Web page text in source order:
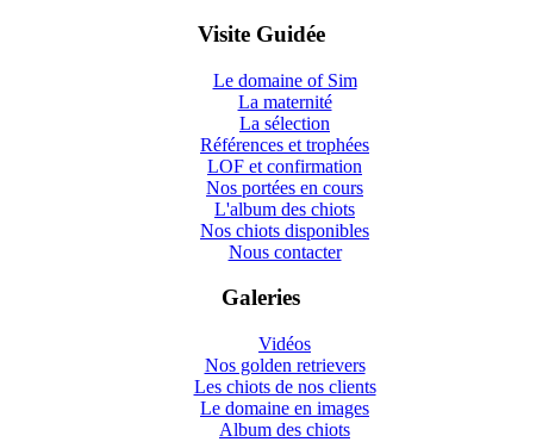
Visite Guidée
Le domaine of Sim
La maternité
La sélection
Références et trophées
LOF et confirmation
Nos portées en cours
L'album des chiots
Nos chiots disponibles
Nous contacter
Galeries
Vidéos
Nos golden retrievers
Les chiots de nos clients
Le domaine en images
Album des chiots